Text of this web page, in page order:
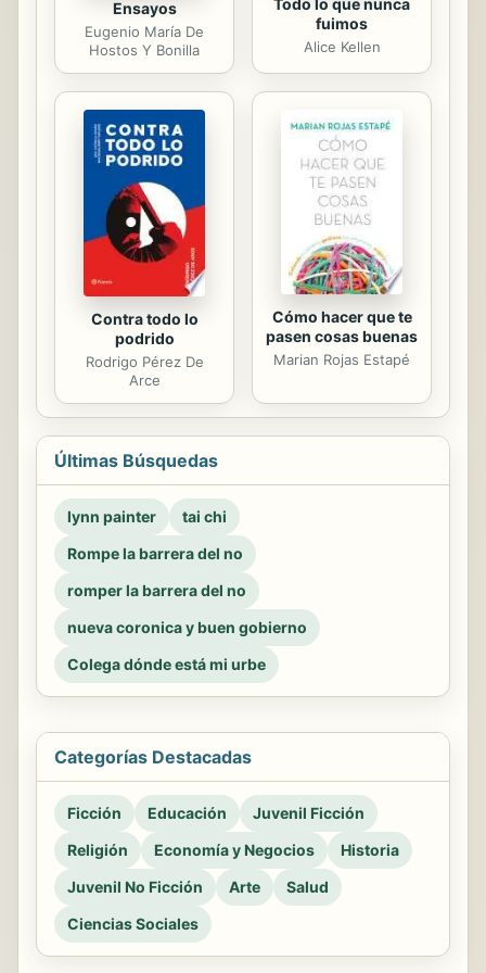
Ensayos
Eugenio María De
Hostos Y Bonilla
fuimos
Alice Kellen
Contra todo lo
podrido
Rodrigo Pérez De
Arce
Cómo hacer que te
pasen cosas buenas
Marian Rojas Estapé
Últimas Búsquedas
lynn painter
tai chi
Rompe la barrera del no
romper la barrera del no
nueva coronica y buen gobierno
Colega dónde está mi urbe
Categorías Destacadas
Ficción Educación
Juvenil Ficción
Religión
Economía y Negocios
Historia
Juvenil No Ficción
Arte
Salud
Ciencias Sociales